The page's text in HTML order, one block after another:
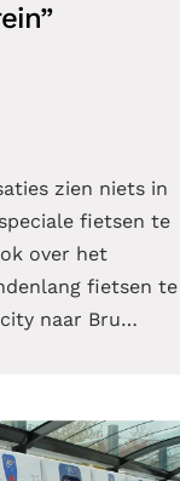
zien niets in
fietsen te
over het
fietsen te
naar Bru…